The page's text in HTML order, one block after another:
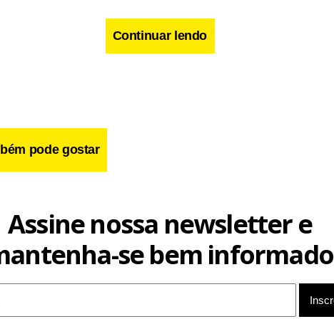
Continuar lendo
pode gostar
Assine nossa newsletter e
se bem informado